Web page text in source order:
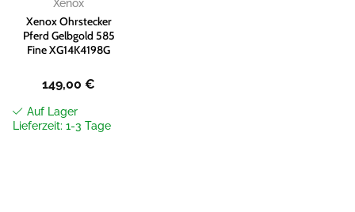
Xenox
Xenox Ohrstecker
Pferd Gelbgold 585
Fine XG14K4198G
149,00€
Auf Lager
Lieferzeit: 1-3 Tage